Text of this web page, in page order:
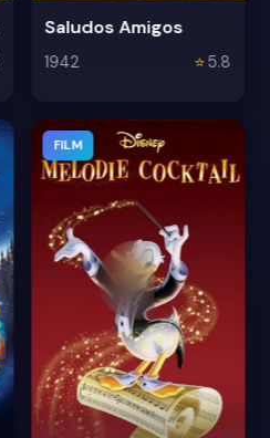
Saludos Amigos
1942 ⭐5.8
FILM